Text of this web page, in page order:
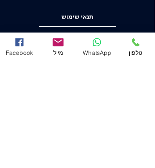
תנאי שימוש
מדיניות ופרטיות
Facebook מייל WhatsApp טלפון